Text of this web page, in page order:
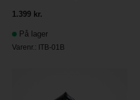
1.399 kr.
På lager
Varenr.: ITB-01B